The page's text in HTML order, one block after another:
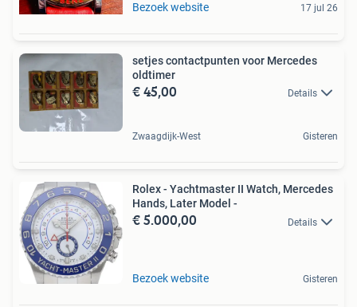
Bezoek website 17 jul 26
setjes contactpunten voor Mercedes
oldtimer
€ 45,00 Details
Zwaagdijk-West Gisteren
Rolex - Yachtmaster II Watch, Mercedes
Hands, Later Model -
€ 5.000,00 Details
Bezoek website Gisteren